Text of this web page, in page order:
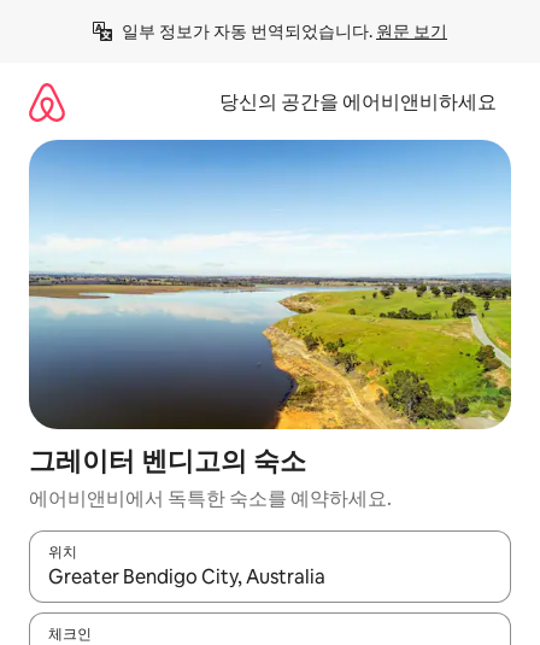
일부 정보가 자동 번역되었습니다. 원문 보기
당신의 공간을 에어비앤비하세요
그레이터 벤디고의 숙소
에어비앤비에서 독특한 숙소를 예약하세요.
위치
결과가 나오면 위·아래 화살표 키를 사용하거나 터치 또는 스와이
체크인